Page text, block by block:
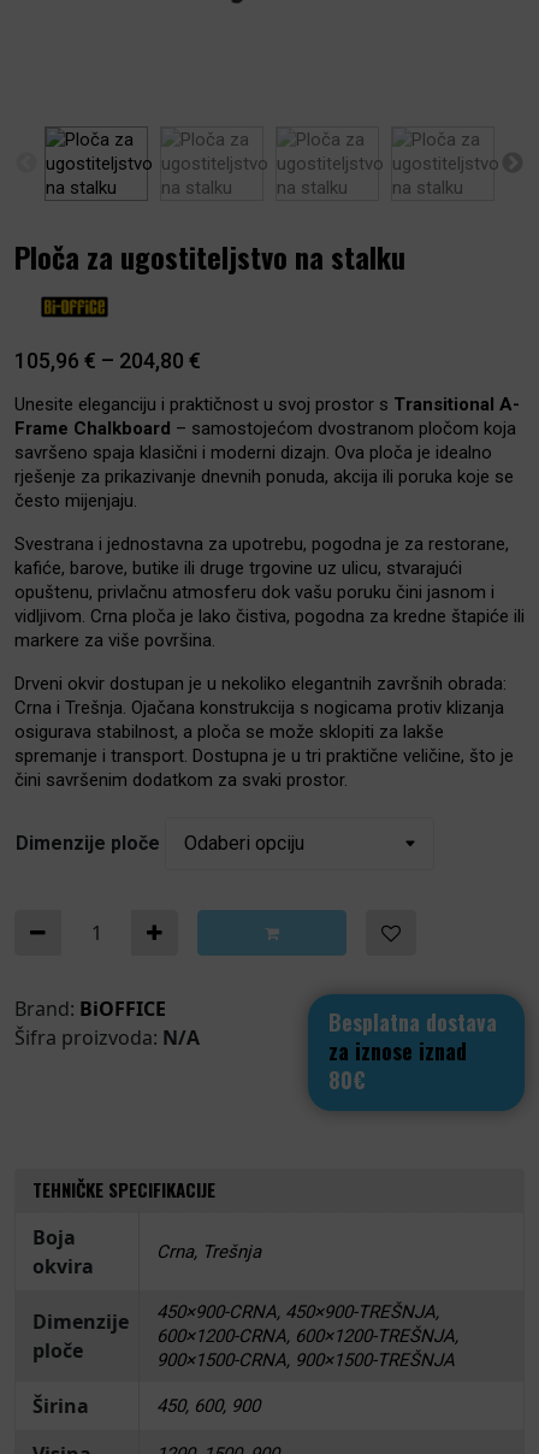
Ploča za ugostiteljstvo na stalku
105,96 € – 204,80 €
Unesite eleganciju i praktičnost u svoj prostor s Transitional A-
Frame Chalkboard – samostojećom dvostranom pločom koja
savršeno spaja klasični i moderni dizajn. Ova ploča je idealno
rješenje za prikazivanje dnevnih ponuda, akcija ili poruka koje se
često mijenjaju.
Svestrana i jednostavna za upotrebu, pogodna je za restorane,
kafiće, barove, butike ili druge trgovine uz ulicu, stvarajući
opuštenu, privlačnu atmosferu dok vašu poruku čini jasnom i
vidljivom. Crna ploča je lako čistiva, pogodna za kredne štapiće ili
markere za više površina.
Drveni okvir dostupan je u nekoliko elegantnih završnih obrada:
Crna i Trešnja. Ojačana konstrukcija s nogicama protiv klizanja
osigurava stabilnost, a ploča se može sklopiti za lakše
spremanje i transport. Dostupna je u tri praktične veličine, što je
čini savršenim dodatkom za svaki prostor.
Dimenzije ploče
Ploča za ugostiteljstvo na stalku količina
Brand: BiOFFICE
Šifra proizvoda: N/A
Besplatna dostava
za iznose iznad
80€
TEHNIČKE SPECIFIKACIJE
Boja
okvira
Crna, Trešnja
Dimenzije
ploče
450×900-CRNA, 450×900-TREŠNJA,
600×1200-CRNA, 600×1200-TREŠNJA,
900×1500-CRNA, 900×1500-TREŠNJA
Širina 450, 600, 900